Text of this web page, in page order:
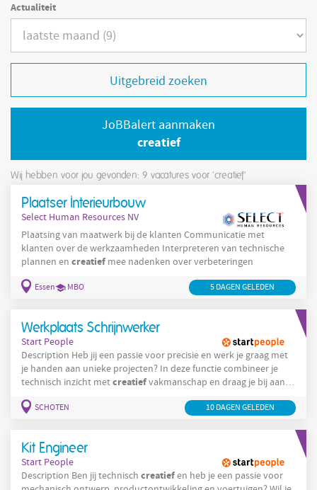
Actualiteit
Uitgebreid zoeken
JoBBalert aanmaken
creatief
Wij hebben voor jou gevonden: 9 vacatures voor 'creatief'
Plaatser Interieurbouw
Select Human Resources NV
Plaatsing van maatwerk bij de klanten Communicatie met
klanten over de werkzaamheden Interpreteren van technische
plannen en creatief mee nadenken over verbeteringen
Essen MBO 5 DAGEN GELEDEN
Werkplaats Schrijnwerker
Start People
Description Heb jij een passie voor precisie en werk je graag met
je handen aan unieke projecten? In deze functie combineer je
technisch inzicht metcreatiefvakmanschap en draag je bij aan
Werkplaats Schrijnwerker werk je mee aan de volledige productie
SCHOTEN 10 DAGEN GELEDEN
Kit Engineer
Start People
Description Ben jij technisch creatiefen heb je een passie voor